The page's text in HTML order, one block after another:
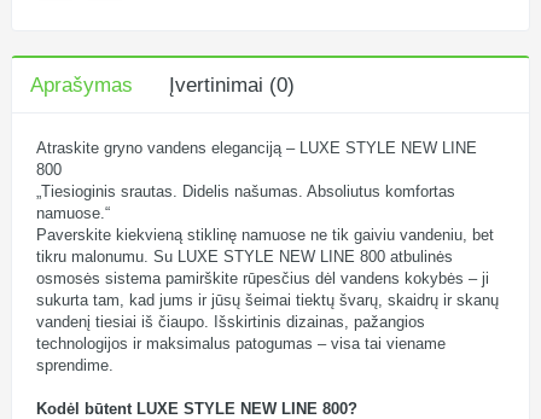
Aprašymas Įvertinimai (0)
Atraskite gryno vandens eleganciją – LUXE STYLE NEW LINE
800
„Tiesioginis srautas. Didelis našumas. Absoliutus komfortas
namuose.“
Paverskite kiekvieną stiklinę namuose ne tik gaiviu vandeniu, bet
tikru malonumu. Su LUXE STYLE NEW LINE 800 atbulinės
osmosės sistema pamirškite rūpesčius dėl vandens kokybės – ji
sukurta tam, kad jums ir jūsų šeimai tiektų švarų, skaidrų ir skanų
vandenį tiesiai iš čiaupo. Išskirtinis dizainas, pažangios
technologijos ir maksimalus patogumas – visa tai viename
sprendime.
Kodėl būtent LUXE STYLE NEW LINE 800?